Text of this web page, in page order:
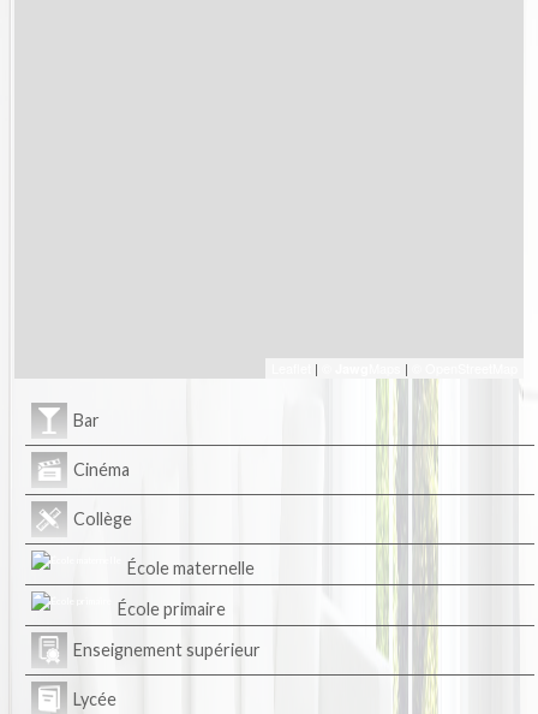
| |
Bar
Cinéma
Collège
École maternelle
École primaire
Enseignement supérieur
Lycée